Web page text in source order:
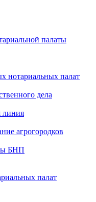
палаты
нотариальных палат
дела
линия
агрогородков
БНП
палат